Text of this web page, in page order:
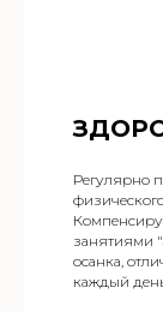
Регулярно
занятиями
осанка,
каждый